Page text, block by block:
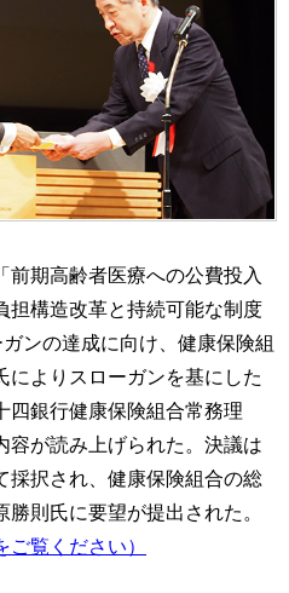
前期高齢者医療への公費投入
担構造改革と持続可能な制度
ンの達成に向け、健康保険組
よりスローガンを基にした
四銀行健康保険組合常務理
容が読み上げられた。決議は
採択され、健康保険組合の総
則氏に要望が提出された。
ご覧ください）